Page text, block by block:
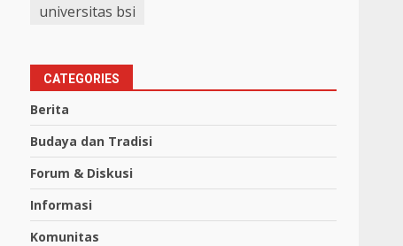
universitas bsi
CATEGORIES
Berita
Budaya dan Tradisi
Forum & Diskusi
Informasi
Komunitas